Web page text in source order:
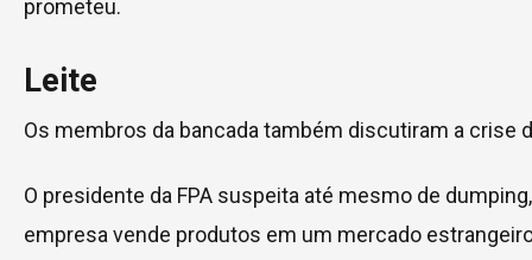
prometeu.
Leite
Os membros da bancada também discutiram a crise
O presidente da FPA suspeita até mesmo de
empresa vende produtos em um mercado